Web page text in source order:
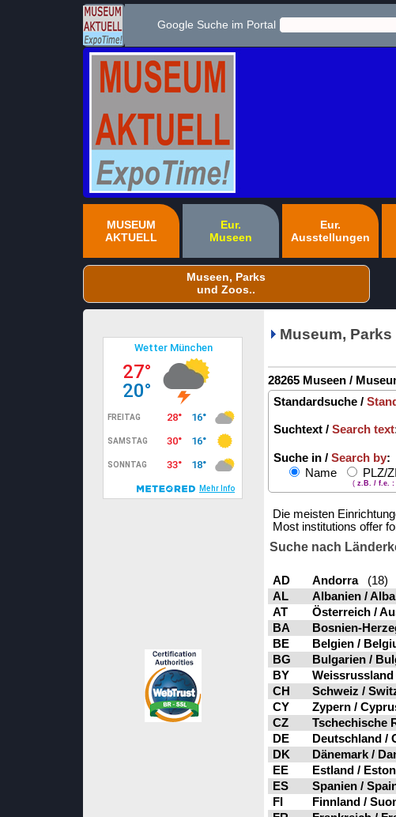
Google Suche im Portal
MUSEUM
AKTUELL
Eur.
Museen
Eur.
Ausstellungen
Museen, Parks
und Zoos..
Museum,
28265 Museen /
Standardsuche /
Suchtext / Search text
Suche in / Search by:
Name
PLZ/
( z.B. / f.e. :
Die meisten
Most institutions offer
Suche nach
AD Andorra(18)
AL
Albanien /
AT
Österreich /
BA
Bosnien-
BE
Belgien /
BG
Bulgarien /
BY
Weissrussland
CH
Schweiz /
CY
Zypern /
CZ
Tschechische
DE
Deutschland /
DK
Dänemark /
EE
Estland /
ES
Spanien /
FI
Finnland /